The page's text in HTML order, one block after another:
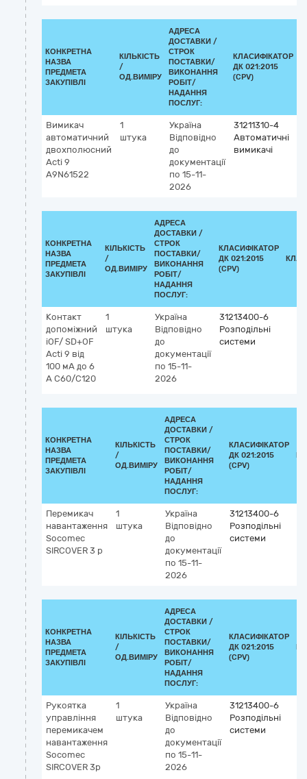
КОНКРЕТНА
НАЗВА
ПРЕДМЕТА
ЗАКУПІВЛІ
КІЛЬКІСТЬ
/
ОД.ВИМІРУ
АДРЕСА
ДОСТАВКИ /
СТРОК
ПОСТАВКИ/
ВИКОНАННЯ
РОБІТ/
НАДАННЯ
ПОСЛУГ:
КЛАСИФІКАТОР
ДК 021:2015
(CPV)
Вимикач
автоматичний
двохполюсний
Acti 9
A9N61522
1
штука
Україна
Відповідно
до
документації
по 15-11-
2026
31211310-4
Автоматичні
вимикачі
КОНКРЕТНА
НАЗВА
ПРЕДМЕТА
ЗАКУПІВЛІ
КІЛЬКІСТЬ
/
ОД.ВИМІРУ
АДРЕСА
ДОСТАВКИ /
СТРОК
ПОСТАВКИ/
ВИКОНАННЯ
РОБІТ/
НАДАННЯ
ПОСЛУГ:
КЛАСИФІКАТОР
ДК 021:2015
(CPV)
Контакт
допоміжний
iOF/ SD+OF
Acti 9 від
100 мА до 6
А С60/С120
1
штука
Україна
Відповідно
до
документації
по 15-11-
2026
31213400-6
Розподільні
системи
КОНКРЕТНА
НАЗВА
ПРЕДМЕТА
ЗАКУПІВЛІ
КІЛЬКІСТЬ
/
ОД.ВИМІРУ
АДРЕСА
ДОСТАВКИ /
СТРОК
ПОСТАВКИ/
ВИКОНАННЯ
РОБІТ/
НАДАННЯ
ПОСЛУГ:
КЛАСИФІКАТОР
ДК 021:2015
(CPV)
Перемикач
навантаження
Socomec
SIRCOVER 3 p
1
штука
Україна
Відповідно
до
документації
по 15-11-
2026
31213400-6
Розподільні
системи
КОНКРЕТНА
НАЗВА
ПРЕДМЕТА
ЗАКУПІВЛІ
КІЛЬКІСТЬ
/
ОД.ВИМІРУ
АДРЕСА
ДОСТАВКИ /
СТРОК
ПОСТАВКИ/
ВИКОНАННЯ
РОБІТ/
НАДАННЯ
ПОСЛУГ:
КЛАСИФІКАТОР
ДК 021:2015
(CPV)
Рукоятка
управління
перемикачем
навантаження
Socomec
SIRCOVER 3p
1
штука
Україна
Відповідно
до
документації
по 15-11-
2026
31213400-6
Розподільні
системи